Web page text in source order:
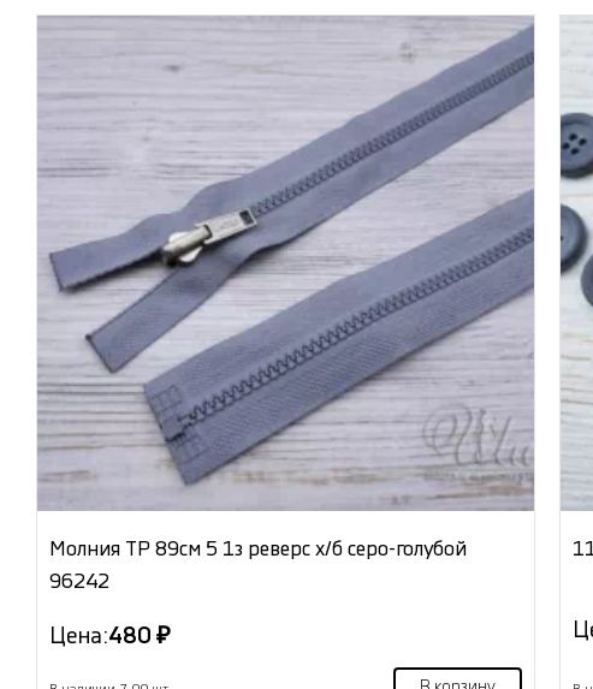
Молния ТР 89см 5 1з реверс х/б серо-голубой
96242
Цена:480 ₽